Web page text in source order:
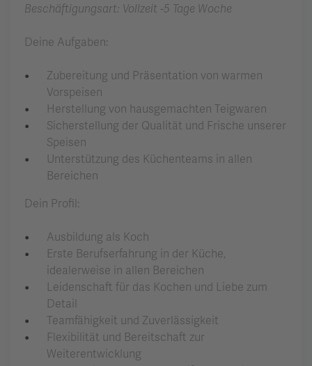
Beschäftigungsart: Vollzeit -5 Tage Woche
Deine Aufgaben:
Zubereitung und Präsentation von warmen
Vorspeisen
Herstellung von hausgemachten Teigwaren
Sicherstellung der Qualität und Frische unserer
Speisen
Unterstützung des Küchenteams in allen
Bereichen
Dein Profil:
Ausbildung als Koch
Erste Berufserfahrung in der Küche,
idealerweise in allen Bereichen
Leidenschaft für das Kochen und Liebe zum
Detail
Teamfähigkeit und Zuverlässigkeit
Flexibilität und Bereitschaft zur
Weiterentwicklung